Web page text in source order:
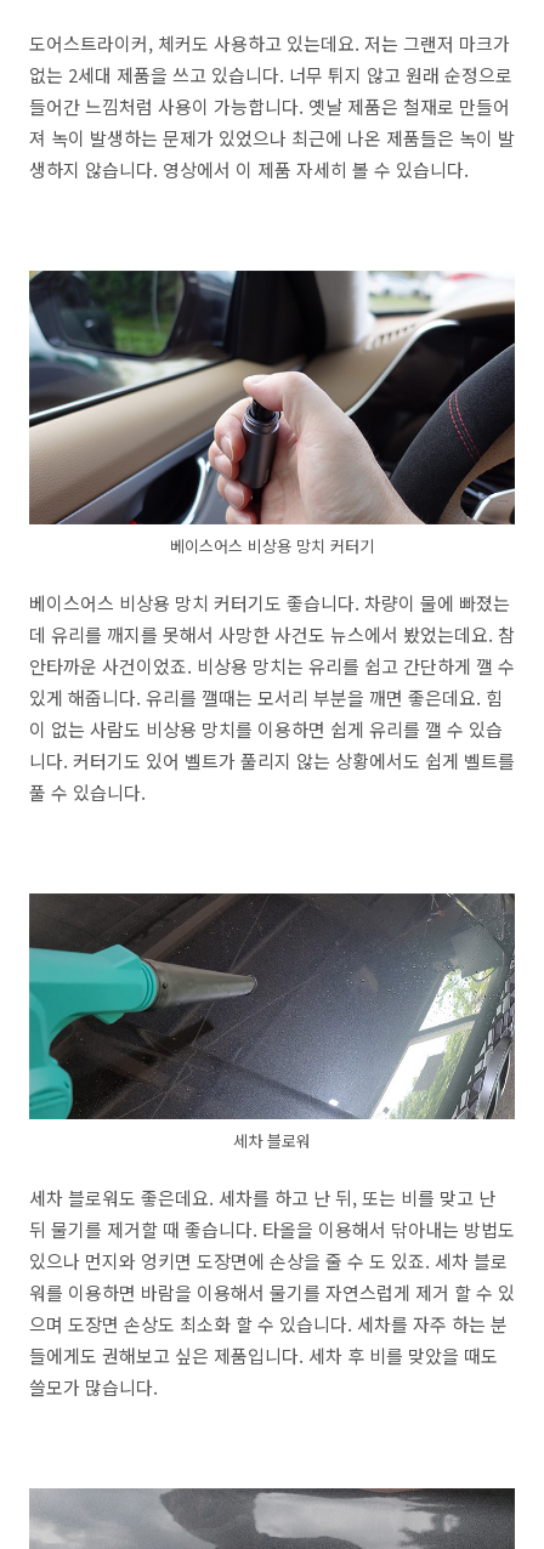
도어스트라이커, 체커도 사용하고 있는데요. 저는 그랜저 마크가
없는 2세대 제품을 쓰고 있습니다. 너무 튀지 않고 원래 순정으로
들어간 느낌처럼 사용이 가능합니다. 옛날 제품은 철재로 만들어
져 녹이 발생하는 문제가 있었으나 최근에 나온 제품들은 녹이 발
생하지 않습니다. 영상에서 이 제품 자세히 볼 수 있습니다.
베이스어스 비상용 망치 커터기
베이스어스 비상용 망치 커터기도 좋습니다. 차량이 물에 빠졌는
데 유리를 깨지를 못해서 사망한 사건도 뉴스에서 봤었는데요. 참
안타까운 사건이었죠. 비상용 망치는 유리를 쉽고 간단하게 깰 수
있게 해줍니다. 유리를 깰때는 모서리 부분을 깨면 좋은데요. 힘
이 없는 사람도 비상용 망치를 이용하면 쉽게 유리를 깰 수 있습
니다. 커터기도 있어 벨트가 풀리지 않는 상황에서도 쉽게 벨트를
풀 수 있습니다.
세차 블로워
세차 블로워도 좋은데요. 세차를 하고 난 뒤, 또는 비를 맞고 난
뒤 물기를 제거할 때 좋습니다. 타올을 이용해서 닦아내는 방법도
있으나 먼지와 엉키면 도장면에 손상을 줄 수 도 있죠. 세차 블로
워를 이용하면 바람을 이용해서 물기를 자연스럽게 제거 할 수 있
으며 도장면 손상도 최소화 할 수 있습니다. 세차를 자주 하는 분
들에게도 권해보고 싶은 제품입니다. 세차 후 비를 맞았을 때도
쓸모가 많습니다.